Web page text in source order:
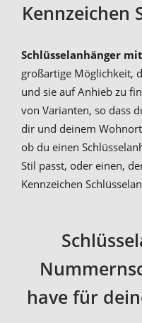
Kennzeichen
Schlüsselanhänger
großartige Möglichkeit,
und sie auf Anhieb zu
von Varianten, so dass
dir und deinem
ob du einen
Stil passt, oder einen,
Kennzeichen
have für